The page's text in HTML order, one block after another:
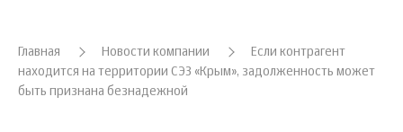
Главная Новости компании
Если контрагент
находится на территории СЭЗ «Крым», задолженность может
быть признана безнадежной